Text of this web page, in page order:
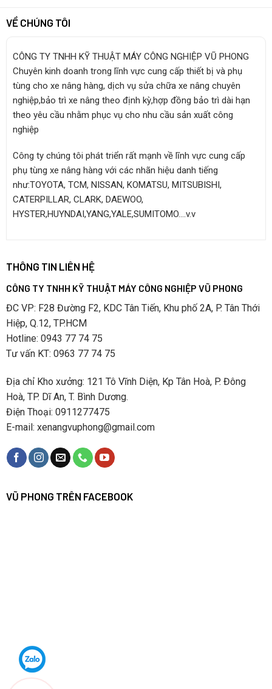
VỀ CHÚNG TÔI
CÔNG TY TNHH KỸ THUẬT MÁY CÔNG NGHIỆP VŨ PHONG
Chuyên kinh doanh trong lĩnh vực cung cấp thiết bị và phụ
tùng cho xe nâng hàng, dịch vụ sửa chữa xe nâng chuyên
nghiệp,bảo trì xe nâng theo định kỳ,hợp đồng bảo trì dài hạn
theo yêu cầu nhằm phục vụ cho nhu cầu sản xuất công
nghiệp
Công ty chúng tôi phát triển rất mạnh về lĩnh vực cung cấp
phụ tùng xe nâng hàng với các nhãn hiệu danh tiếng
như:TOYOTA, TCM, NISSAN, KOMATSU, MITSUBISHI,
CATERPILLAR, CLARK, DAEWOO,
HYSTER,HUYNDAI,YANG,YALE,SUMITOMO….v.v
THÔNG TIN LIÊN HỆ
CÔNG TY TNHH KỸ THUẬT MÁY CÔNG NGHIỆP VŨ PHONG
ĐC VP: F28 Đường F2, KDC Tân Tiến, Khu phố 2A, P. Tân Thới
Hiệp, Q.12, TP.HCM
Hotline: 0943 77 74 75
Tư vấn KT: 0963 77 74 75
Địa chỉ Kho xưởng: 121 Tô Vĩnh Diện, Kp Tân Hoà, P. Đông
Hoà, TP. Dĩ An, T. Bình Dương.
Điện Thoại: 0911277475
E-mail: xenangvuphong@gmail.com
VŨ PHONG TRÊN FACEBOOK